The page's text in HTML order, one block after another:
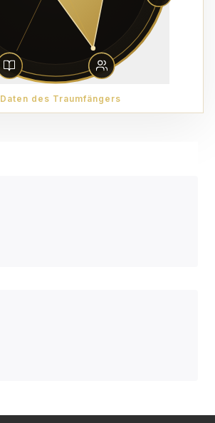
Daten des Traumfängers